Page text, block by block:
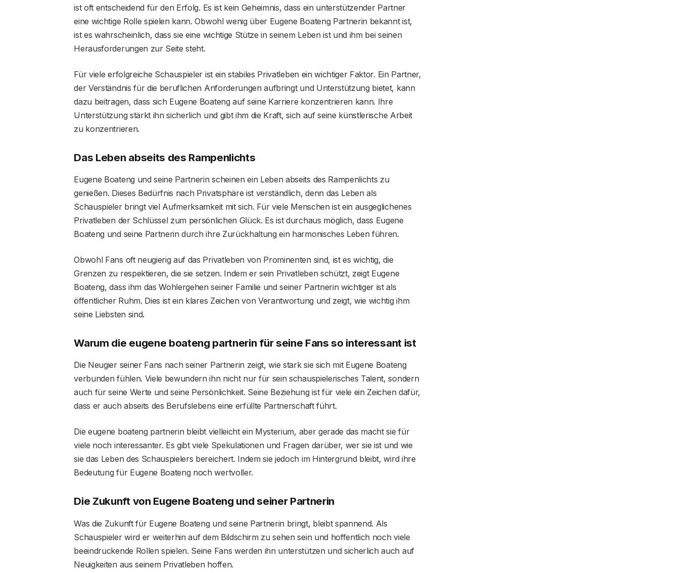
ist oft entscheidend für den Erfolg. Es ist kein Geheimnis, dass ein unterstützender Partner
eine wichtige Rolle spielen kann. Obwohl wenig über Eugene Boateng Partnerin bekannt ist,
ist es wahrscheinlich, dass sie eine wichtige Stütze in seinem Leben ist und ihm bei seinen
Herausforderungen zur Seite steht.
Für viele erfolgreiche Schauspieler ist ein stabiles Privatleben ein wichtiger Faktor. Ein Partner,
der Verständnis für die beruflichen Anforderungen aufbringt und Unterstützung bietet, kann
dazu beitragen, dass sich Eugene Boateng auf seine Karriere konzentrieren kann. Ihre
Unterstützung stärkt ihn sicherlich und gibt ihm die Kraft, sich auf seine künstlerische Arbeit
zu konzentrieren.
Das Leben abseits des Rampenlichts
Eugene Boateng und seine Partnerin scheinen ein Leben abseits des Rampenlichts zu
genießen. Dieses Bedürfnis nach Privatsphäre ist verständlich, denn das Leben als
Schauspieler bringt viel Aufmerksamkeit mit sich. Für viele Menschen ist ein ausgeglichenes
Privatleben der Schlüssel zum persönlichen Glück. Es ist durchaus möglich, dass Eugene
Boateng und seine Partnerin durch ihre Zurückhaltung ein harmonisches Leben führen.
Obwohl Fans oft neugierig auf das Privatleben von Prominenten sind, ist es wichtig, die
Grenzen zu respektieren, die sie setzen. Indem er sein Privatleben schützt, zeigt Eugene
Boateng, dass ihm das Wohlergehen seiner Familie und seiner Partnerin wichtiger ist als
öffentlicher Ruhm. Dies ist ein klares Zeichen von Verantwortung und zeigt, wie wichtig ihm
seine Liebsten sind.
Warum die eugene boateng partnerin für seine Fans so interessant ist
Die Neugier seiner Fans nach seiner Partnerin zeigt, wie stark sie sich mit Eugene Boateng
verbunden fühlen. Viele bewundern ihn nicht nur für sein schauspielerisches Talent, sondern
auch für seine Werte und seine Persönlichkeit. Seine Beziehung ist für viele ein Zeichen dafür,
dass er auch abseits des Berufslebens eine erfüllte Partnerschaft führt.
Die eugene boateng partnerin bleibt vielleicht ein Mysterium, aber gerade das macht sie für
viele noch interessanter. Es gibt viele Spekulationen und Fragen darüber, wer sie ist und wie
sie das Leben des Schauspielers bereichert. Indem sie jedoch im Hintergrund bleibt, wird ihre
Bedeutung für Eugene Boateng noch wertvoller.
Die Zukunft von Eugene Boateng und seiner Partnerin
Was die Zukunft für Eugene Boateng und seine Partnerin bringt, bleibt spannend. Als
Schauspieler wird er weiterhin auf dem Bildschirm zu sehen sein und hoffentlich noch viele
beeindruckende Rollen spielen. Seine Fans werden ihn unterstützen und sicherlich auch auf
Neuigkeiten aus seinem Privatleben hoffen.